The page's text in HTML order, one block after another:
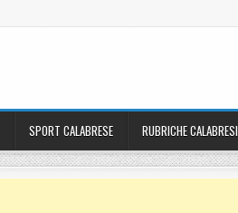
SPORT CALABRESE RUBRICHE CALABRESI